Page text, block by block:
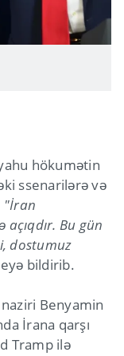
hökumətin
ssenarilərə və
"İran
Bu gün
dostumuz
bildirib.
Benyamin
İrana qarşı
Tramp ilə